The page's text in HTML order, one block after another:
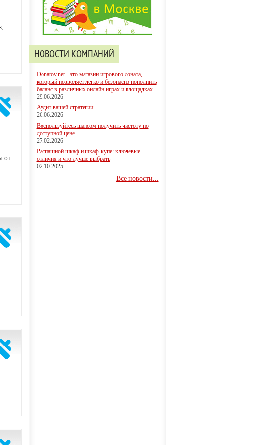
от
НОВОСТИ КОМПАНИЙ
Donatov.net - это магазин игрового доната,
который позволяет легко и безопасно пополнить
баланс в различных онлайн играх и площадках.
29.06.2026
Аудит вашей стратегии
26.06.2026
Воспользуйтесь шансом получить чистоту по
доступной цене
27.02.2026
Распашной шкаф и шкаф-купе: ключевые
отличия и что лучше выбрать
02.10.2025
Все новости...